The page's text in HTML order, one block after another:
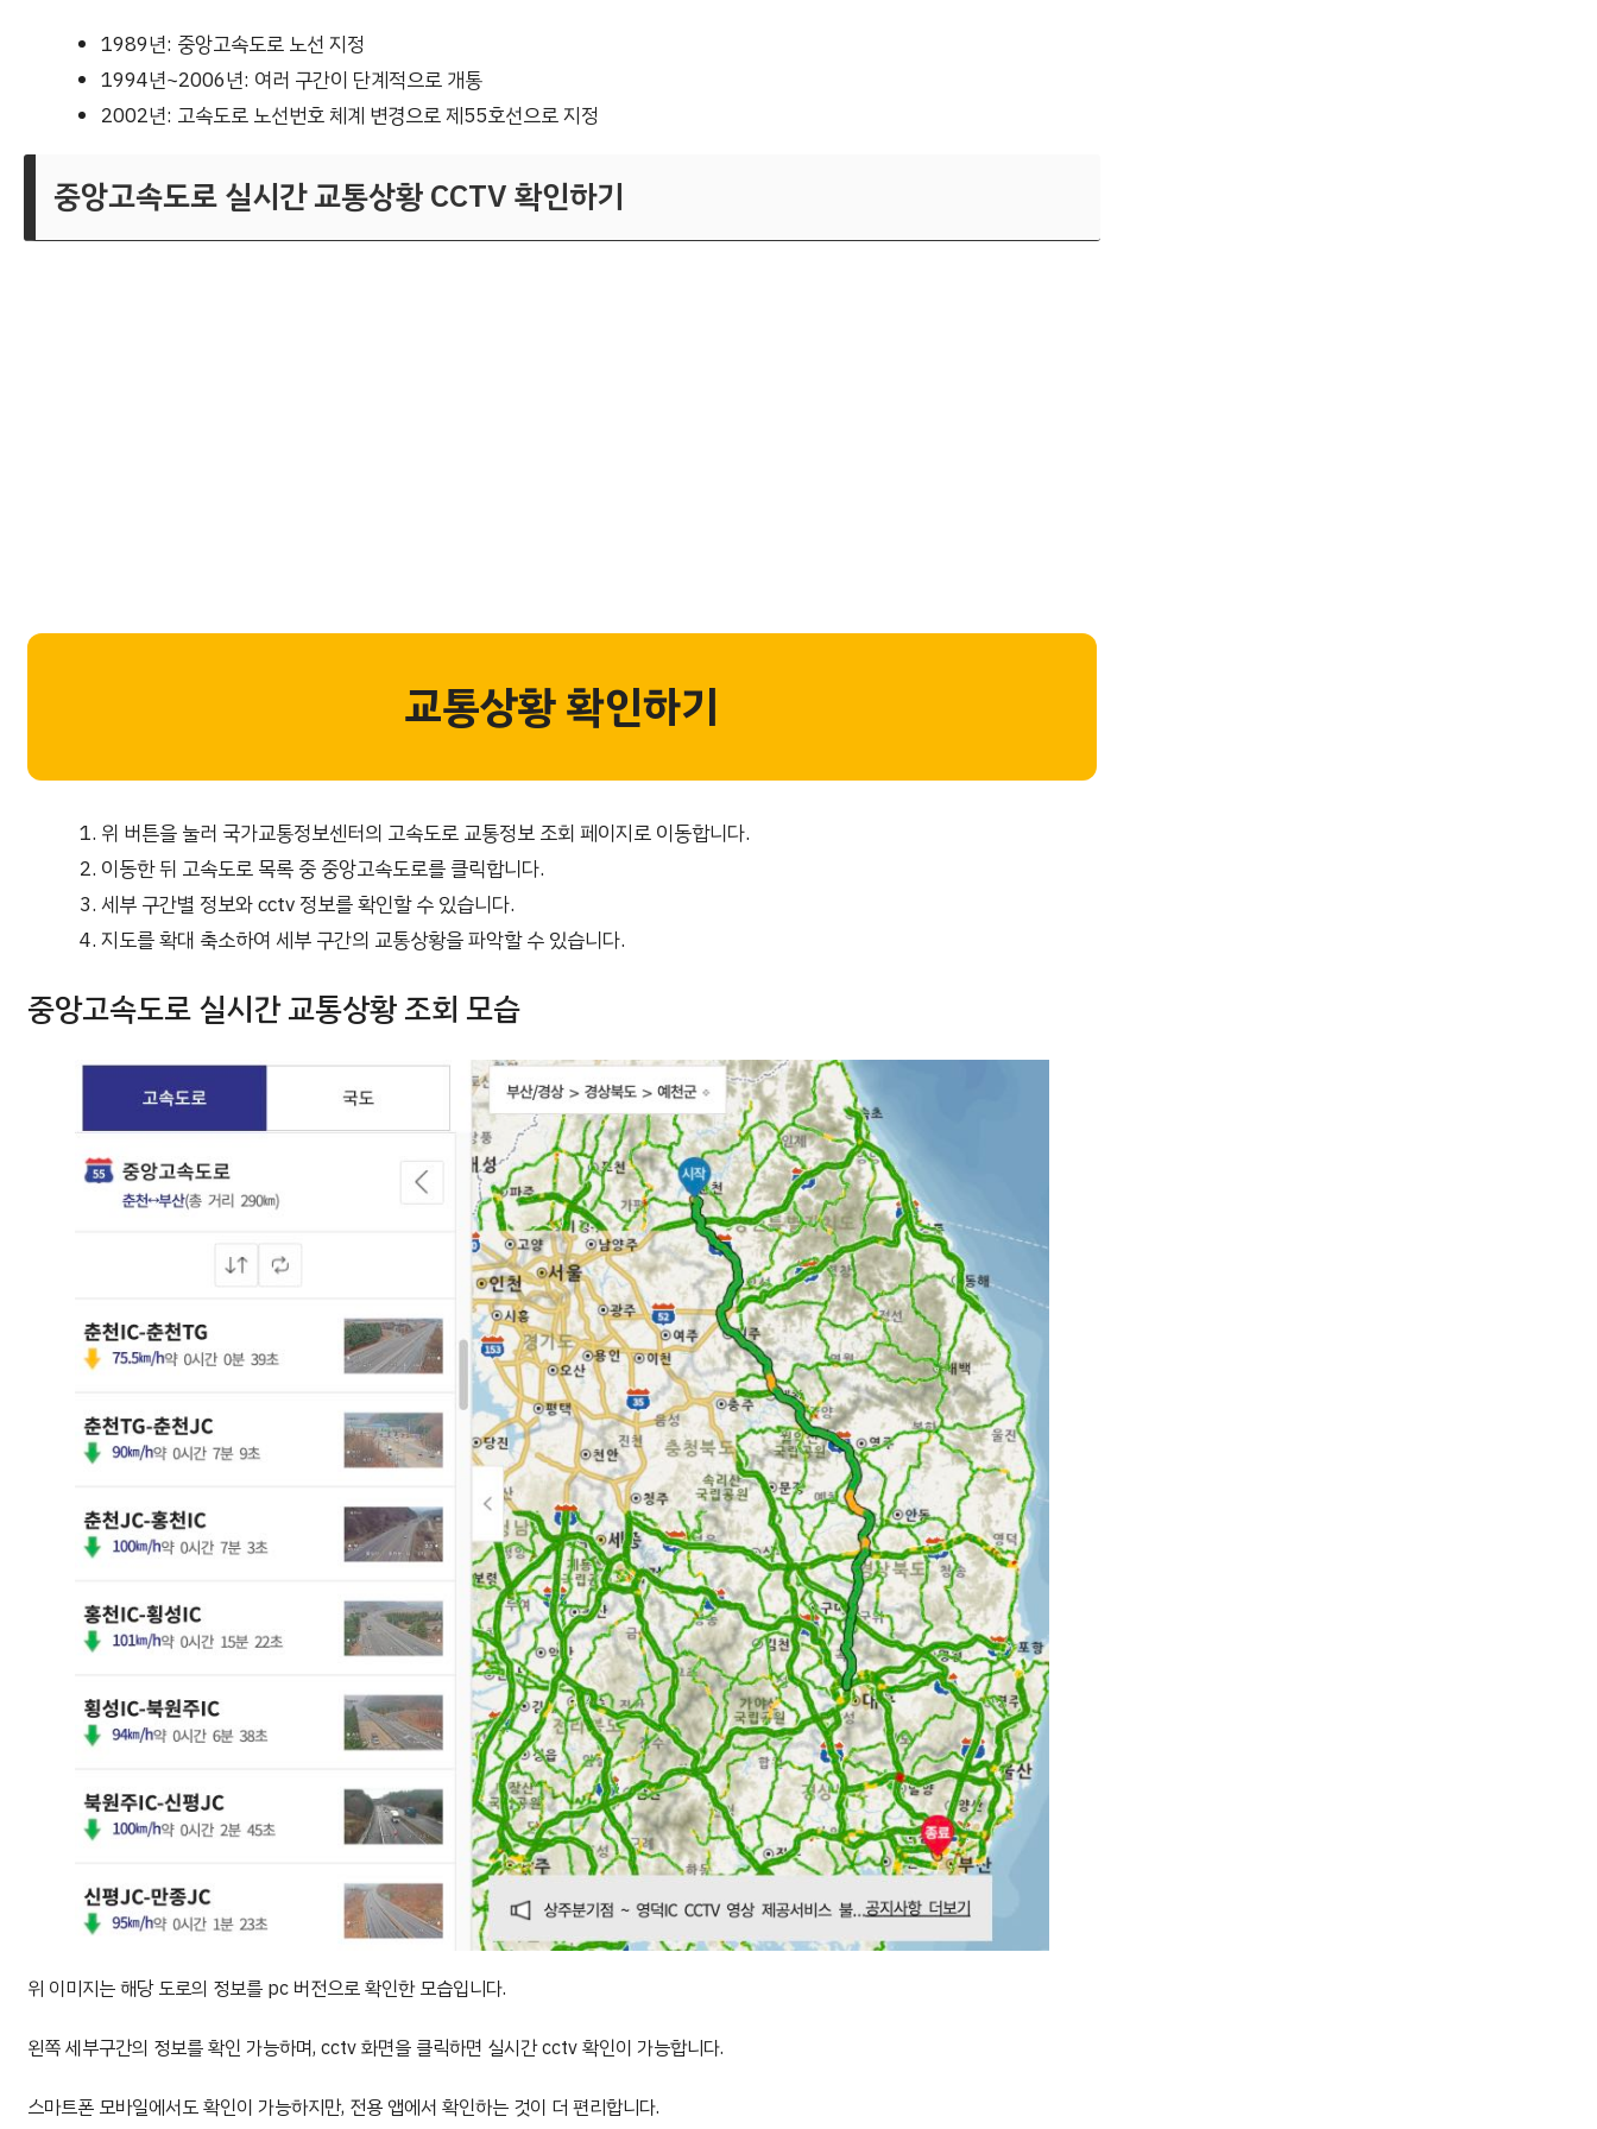
1989년: 중앙고속도로 노선 지정
1994년~2006년: 여러 구간이 단계적으로 개통
2002년: 고속도로 노선번호 체계 변경으로 제55호선으로 지정
중앙고속도로 실시간 교통상황 CCTV 확인하기
교통상황 확인하기
위 버튼을 눌러 국가교통정보센터의 고속도로 교통정보 조회 페이지로 이동합니다.
이동한 뒤 고속도로 목록 중 중앙고속도로를 클릭합니다.
세부 구간별 정보와 cctv 정보를 확인할 수 있습니다.
지도를 확대 축소하여 세부 구간의 교통상황을 파악할 수 있습니다.
중앙고속도로 실시간 교통상황 조회 모습
위 이미지는 해당 도로의 정보를 pc 버전으로 확인한 모습입니다.
왼쪽 세부구간의 정보를 확인 가능하며, cctv 화면을 클릭하면 실시간 cctv 확인이 가능합니다.
스마트폰 모바일에서도 확인이 가능하지만, 전용 앱에서 확인하는 것이 더 편리합니다.